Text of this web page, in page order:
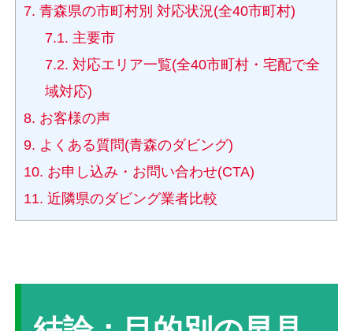
7. 青森県の市町村別 対応状況(全40市町村)
7.1. 主要市
7.2. 対応エリア一覧(全40市町村・宅配で全
域対応)
8. お客様の声
9. よくある質問(青森のダビング)
10. お申し込み・お問い合わせ(CTA)
11. 近隣県のダビング業者比較